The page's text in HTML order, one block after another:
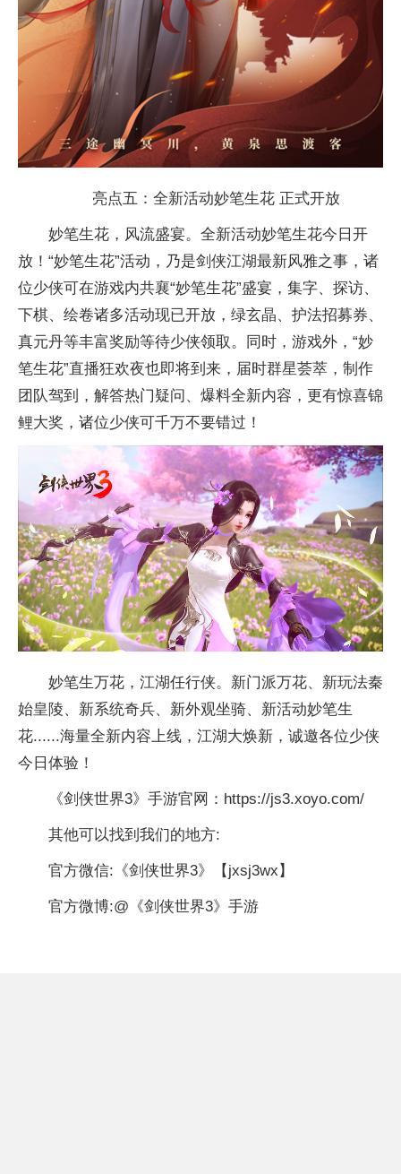
亮点五：全新活动妙笔生花 正式开放
妙笔生花，风流盛宴。全新活动妙笔生花今日开
放！“妙笔生花”活动，乃是剑侠江湖最新风雅之事，诸
位少侠可在游戏内共襄“妙笔生花”盛宴，集字、探访、
下棋、绘卷诸多活动现已开放，绿玄晶、护法招募券、
真元丹等丰富奖励等待少侠领取。同时，游戏外，“妙
笔生花”直播狂欢夜也即将到来，届时群星荟萃，制作
团队驾到，解答热门疑问、爆料全新内容，更有惊喜锦
鲤大奖，诸位少侠可千万不要错过！
妙笔生万花，江湖任行侠。新门派万花、新玩法秦
始皇陵、新系统奇兵、新外观坐骑、新活动妙笔生
花......海量全新内容上线，江湖大焕新，诚邀各位少侠
今日体验！
《剑侠世界3》手游官网：https://js3.xoyo.com/
其他可以找到我们的地方:
官方微信:《剑侠世界3》【jxsj3wx】
官方微博:@《剑侠世界3》手游